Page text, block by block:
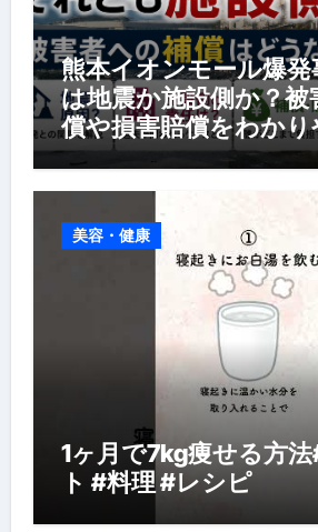
熊本イオンモール爆発
は地震か施設側か？被
償や損害賠償をわか
美容・健康
1ヶ月で7kg痩せる方
ト #料理 #レシピ